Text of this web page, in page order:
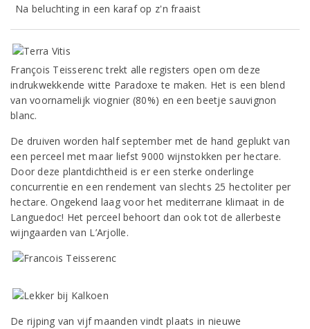
Na beluchting in een karaf op z'n fraaist
François Teisserenc trekt alle registers open om deze
indrukwekkende witte Paradoxe te maken. Het is een blend
van voornamelijk viognier (80%) en een beetje sauvignon
blanc.
De druiven worden half september met de hand geplukt van
een perceel met maar liefst 9000 wijnstokken per hectare.
Door deze plantdichtheid is er een sterke onderlinge
concurrentie en een rendement van slechts 25 hectoliter per
hectare. Ongekend laag voor het mediterrane klimaat in de
Languedoc! Het perceel behoort dan ook tot de allerbeste
wijngaarden van L’Arjolle.
De rijping van vijf maanden vindt plaats in nieuwe